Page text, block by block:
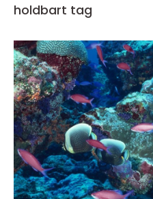
holdbart tag